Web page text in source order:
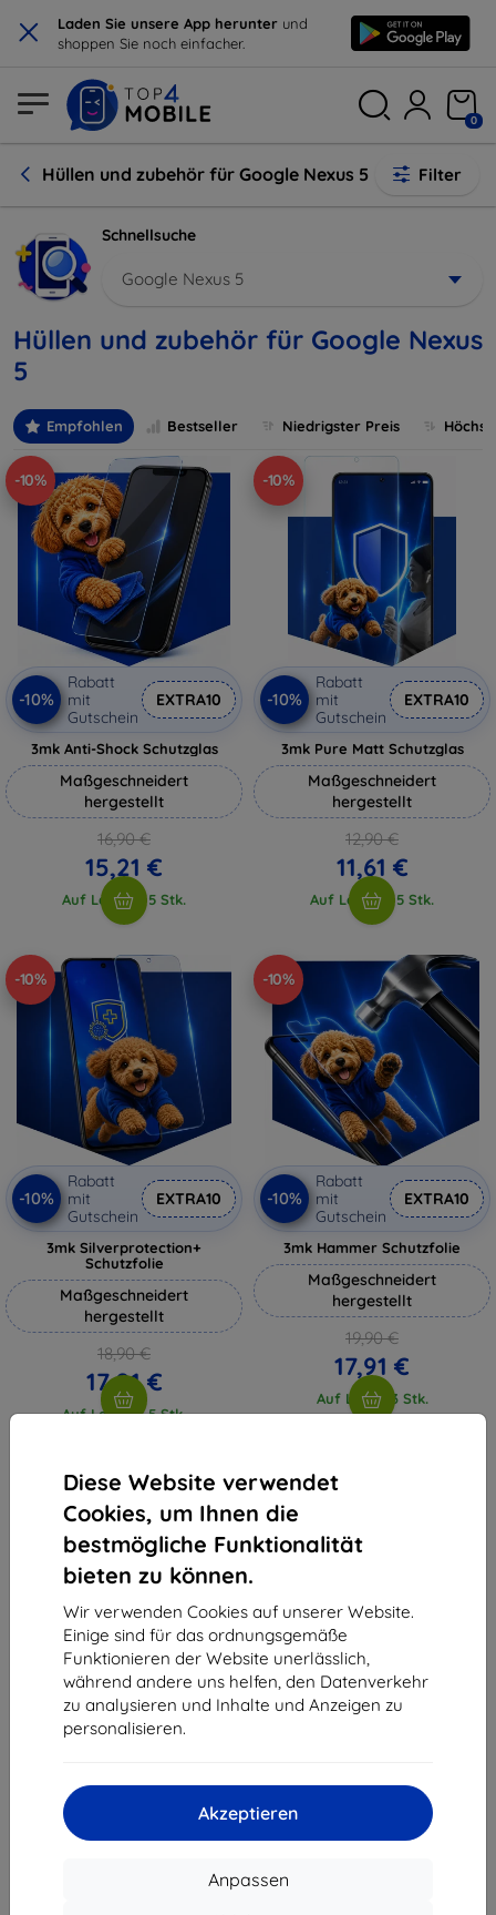
× Laden Sie unsere App herunter und
shoppen Sie noch einfacher.
Diese Website verwendet
Cookies, um Ihnen die
bestmögliche Funktionalität
bieten zu können.
Wir verwenden Cookies auf unserer Website.
Einige sind für das ordnungsgemäße
Funktionieren der Website unerlässlich,
während andere uns helfen, den Datenverkehr
zu analysieren und Inhalte und Anzeigen zu
personalisieren.
Akzeptieren
Anpassen
0
Hüllen und zubehör für Google Nexus 5 Filter
Schnellsuche
Google Nexus 5
Hüllen und zubehör für Google Nexus
5
Empfohlen Bestseller Niedrigster Preis
-10%
-10%
Rabatt
mit
Gutschein
EXTRA10
3mk Anti-Shock Schutzglas
Maßgeschneidert
hergestellt
16,90 €
15,21 €
Auf Lager > 5 Stk.
-10%
-10%
Rabatt
mit
Gutschein
EXTRA10
3mk Pure Matt Schutzglas
Maßgeschneidert
hergestellt
12,90 €
11,61 €
Auf Lager > 5 Stk.
-10%
-10%
Rabatt
mit
Gutschein
EXTRA10
3mk Silverprotection+
Schutzfolie
Maßgeschneidert
hergestellt
18,90 €
17,01 €
Auf Lager > 5 Stk.
-10%
-10%
Rabatt
mit
Gutschein
EXTRA10
3mk Hammer Schutzfolie
Maßgeschneidert
hergestellt
19,90 €
17,91 €
Auf Lager 3 Stk.
vom ganzen
Shield-Sk s.r.o.
Unternehmens-ID:
46701494
USt-IdNr.:SK2023549671